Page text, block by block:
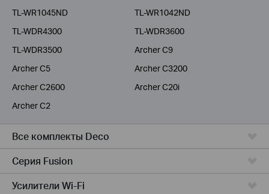
TL-WR1045ND
TL-WR1042ND
TL-WDR4300
TL-WDR3600
TL-WDR3500
Archer C9
Archer C5
Archer C3200
Archer C2600
Archer C20i
Archer C2
Все комплекты Deco
Серия Fusion
Усилители Wi-Fi